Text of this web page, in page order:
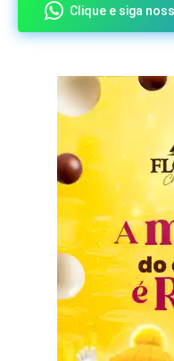
Clique e siga